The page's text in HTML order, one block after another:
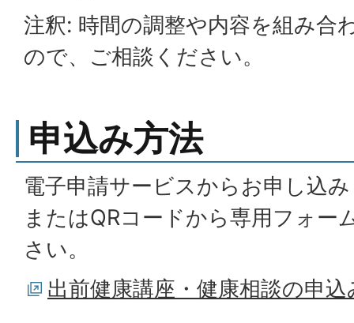
注釈: 時間の調整や内容を組み合
ので、ご相談ください。
申込み方法
電子申請サービスからお申し込
またはQRコードから専用フォー
さい。
出前健康講座・健康相談の申